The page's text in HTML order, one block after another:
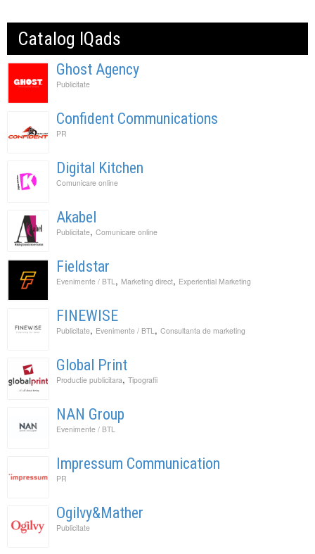
Catalog IQads
Ghost Agency
Publicitate
Confident Communications
PR
Digital Kitchen
Comunicare online
Akabel
Publicitate, Comunicare online
Fieldstar
Evenimente / BTL, Marketing direct, Experiential Marketing
FINEWISE
Publicitate, Evenimente / BTL, Consultanta de marketing
Global Print
Productie publicitara, Tipografii
NAN Group
Evenimente / BTL
Impressum Communication
PR
Ogilvy&Mather
Publicitate